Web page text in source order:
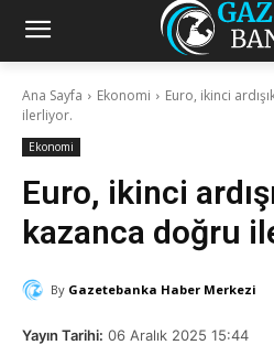
Ana Sayfa Ekonomi
Euro, ikinci
ilerliyor.
Ekonomi
Euro, ikinci
kazanca doğru
By Gazetebanka Haber Merkezi
Yayın Tarihi: 06 Aralık 2025 15:44